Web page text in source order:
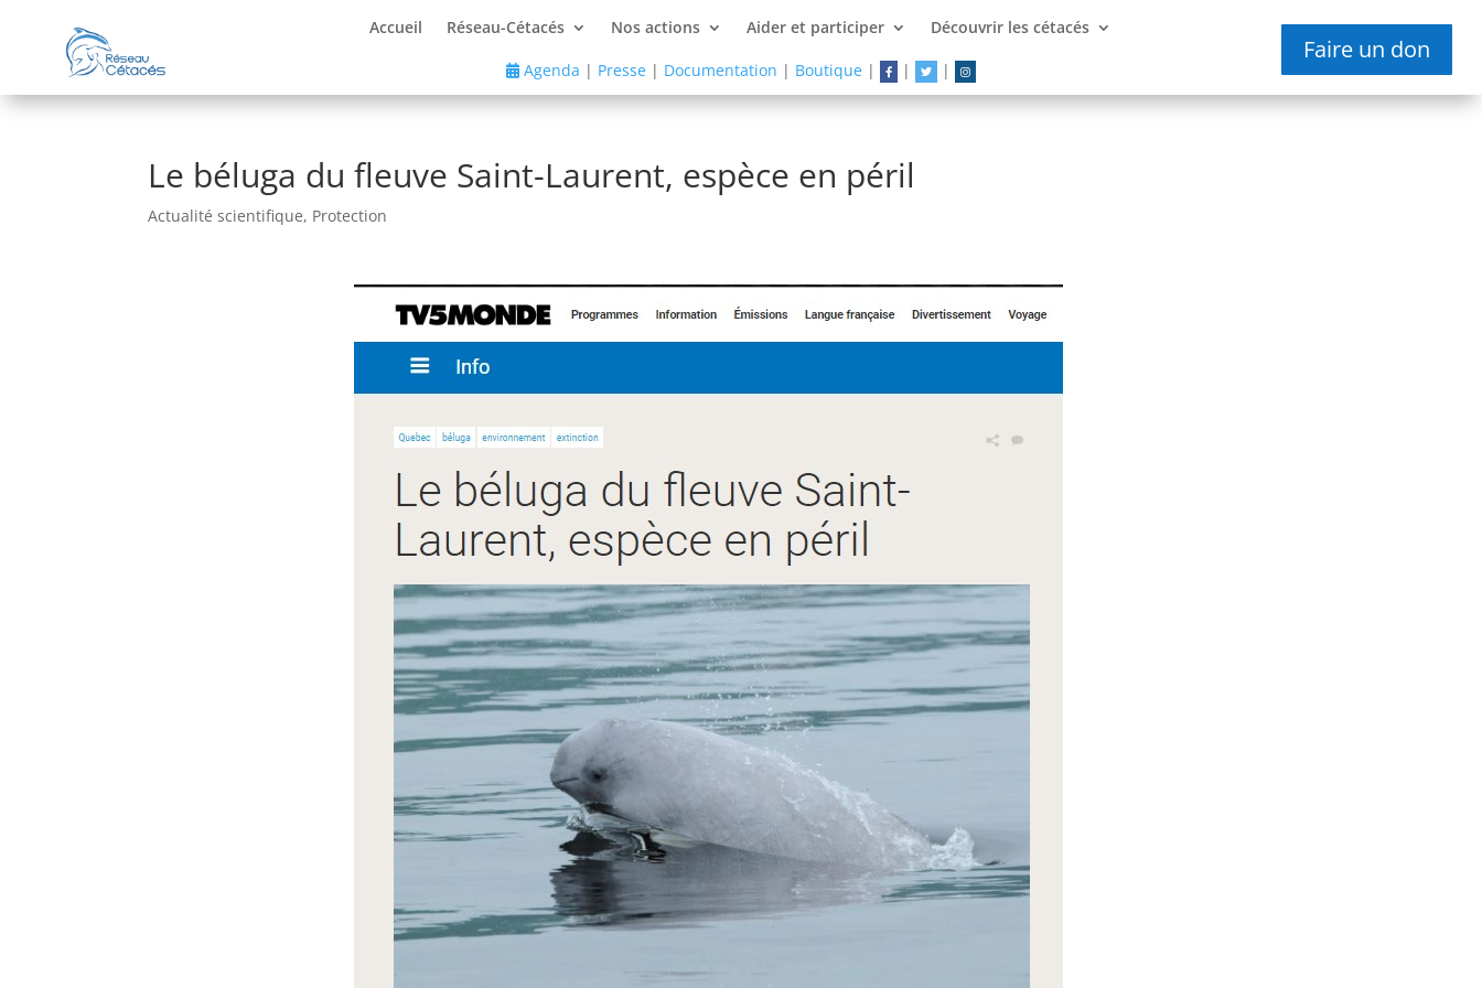
Accueil Réseau-Cétacés Nos actions Aider et participer Découvrir les cétacés
Agenda | Presse| Documentation | Boutique| | |
Faire un don
Le béluga du fleuve Saint-Laurent, espèce en péril
Actualité scientifique, Protection